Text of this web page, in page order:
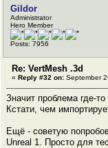
Gildor
Administrator
Hero Member
Posts: 7956
Re: VertMesh .3d
« Reply #32 on: September
Значит проблема где-
Кстати, чем
Ещё - советую
Unreal 1. Просто для